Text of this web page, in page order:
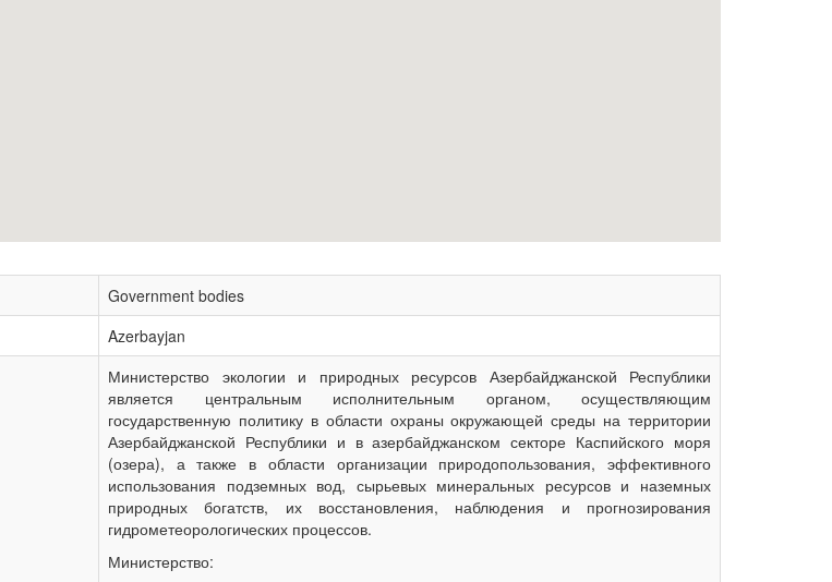
Government bodies
Azerbayjan
Министерство экологии и природных ресурсов Азербайджанской Республики
является центральным исполнительным органом, осуществляющим
государственную политику в области охраны окружающей среды на территории
Азербайджанской Республики и в азербайджанском секторе Каспийского моря
(озера), а также в области организации природопользования, эффективного
использования подземных вод, сырьевых минеральных ресурсов и наземных
природных богатств, их восстановления, наблюдения и прогнозирования
гидрометеорологических процессов.
Министерство: